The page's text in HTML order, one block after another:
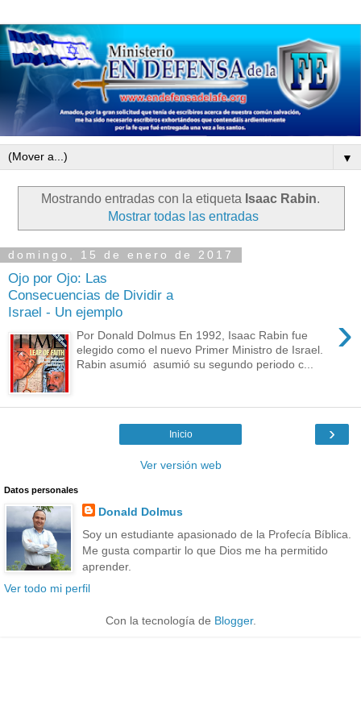
▼
Mostrando entradas con la etiqueta Isaac Rabin.
Mostrar todas las entradas
domingo, 15 de enero de 2017
Ojo por Ojo: Las
Consecuencias de Dividir a
Israel - Un ejemplo
›
Por Donald Dolmus En 1992, Isaac Rabin fue
elegido como el nuevo Primer Ministro de Israel.
Rabin asumió asumió su segundo periodo c...
›
Inicio
Ver versión web
Datos personales
Donald Dolmus
Soy un estudiante apasionado de la Profecía Bíblica.
Me gusta compartir lo que Dios me ha permitido
aprender.
Ver todo mi perfil
Con la tecnología de Blogger.